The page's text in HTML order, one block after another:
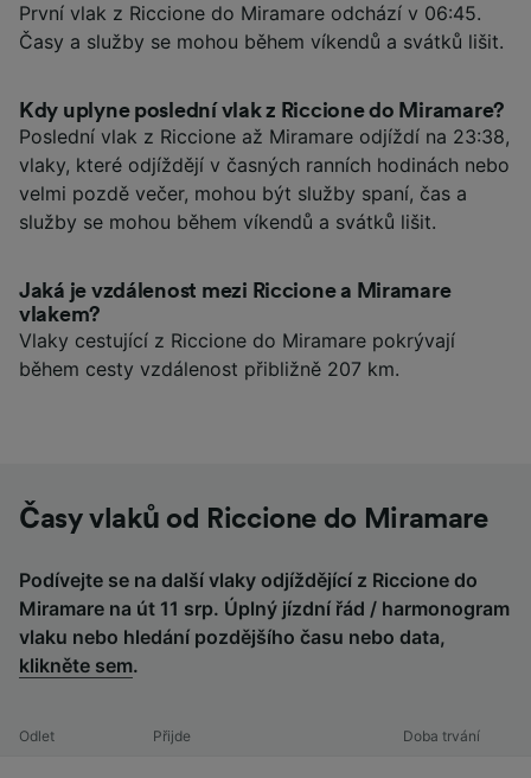
První vlak z Riccione do Miramare odchází v 06:45.
Časy a služby se mohou během víkendů a svátků lišit.
Kdy uplyne poslední vlak z Riccione do Miramare?
Poslední vlak z Riccione až Miramare odjíždí na 23:38,
vlaky, které odjíždějí v časných ranních hodinách nebo
velmi pozdě večer, mohou být služby spaní, čas a
služby se mohou během víkendů a svátků lišit.
Jaká je vzdálenost mezi Riccione a Miramare
vlakem?
Vlaky cestující z Riccione do Miramare pokrývají
během cesty vzdálenost přibližně 207 km.
Časy vlaků od Riccione do Miramare
Podívejte se na další vlaky odjíždějící z Riccione do
Miramare na út 11 srp. Úplný jízdní řád / harmonogram
vlaku nebo hledání pozdějšího času nebo data,
klikněte sem.
Odlet Přijde Doba trvání